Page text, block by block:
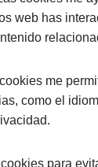
web has
me
como el
para